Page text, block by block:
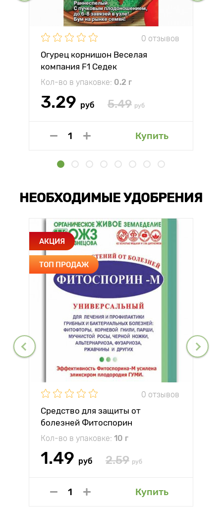
0 отзывов
Огурец корнишон Веселая
компания F1 Седек
Кол-во в упаковке: 0.2 г
3.29 руб 5.49 руб
Купить
НЕОБХОДИМЫЕ УДОБРЕНИЯ
АКЦИЯ
ТОП ПРОДАЖ
0 отзывов
Средство для защиты от
болезней Фитоспорин
Кол-во в упаковке: 10 г
1.49 руб 2.59 руб
Купить